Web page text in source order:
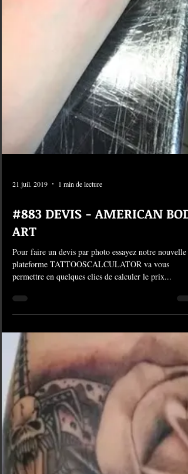
21 juil. 2019 1 min de lecture
#883 DEVIS - AMERICAN
ART
Pour faire un devis par photo essayez notre nouvelle
permettre en quelques clics de calculer le prix...